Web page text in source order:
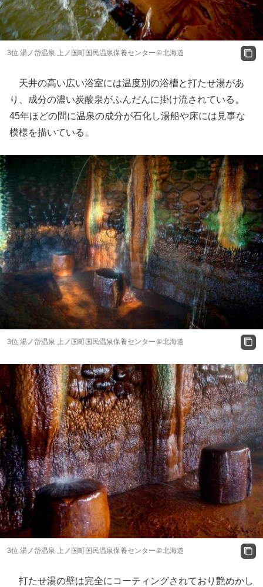
3位 湯ノ岱温泉 上ノ国町国民温泉保養センター＠北海道
天井の高い広い浴室には温度別の浴槽と打たせ湯があ
り、成分の濃い炭酸泉がふんだんに掛け流されている。
45年ほどの間に温泉の成分が石化し湯船や床には見事な
模様を描いている。
3位 湯ノ岱温泉 上ノ国町国民温泉保養センター＠北海道
3位 湯ノ岱温泉 上ノ国町国民温泉保養センター＠北海道
打たせ湯の壁は完全にコーティングされており艶めかし